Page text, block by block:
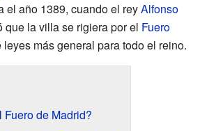
el año 1389, cuando el reyAlfonso
que la villa se rigiera por el Fuero
leyes más general para todo el reino.
de Madrid?